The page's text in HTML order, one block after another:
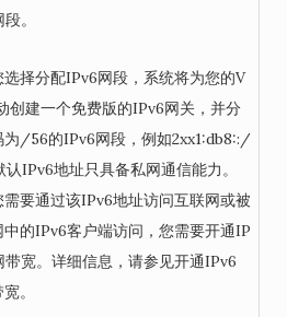
。
选择分配IPv6网段，系统将为您的V
创建一个免费版的IPv6网关，并分
为/56的IPv6网段，例如2xx1:db8::/
认IPv6地址只具备私网通信能力。
需要通过该IPv6地址访问互联网或被
中的IPv6客户端访问，您需要开通IP
宽。 详细信息，请参见开通IPv6
。